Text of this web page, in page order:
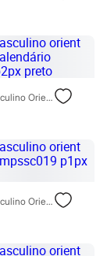
Relógio Masculino Orient Analógico Calendário Mpss1054p2px Preto
Relógio Masculino Orient Cronógrafo Mpssc019 P1px Preto